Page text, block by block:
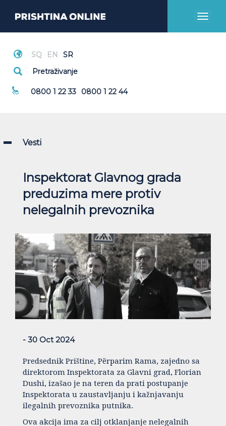
Toggle
Hitni Pozivi
0800 1 22 33 0800 1 22 44
Vesti
Inspektorat Glavnog grada
preduzima mere protiv
nelegalnih prevoznika
- 30 Oct 2024
Predsednik Prištine, Përparim Rama, zajedno sa
direktorom Inspektorata za Glavni grad, Florian
Dushi, izašao je na teren da prati postupanje
Inspektorata u zaustavljanju i kažnjavanju
ilegalnih prevoznika putnika.
Ova akcija ima za cilj otklanjanje nelegalnih